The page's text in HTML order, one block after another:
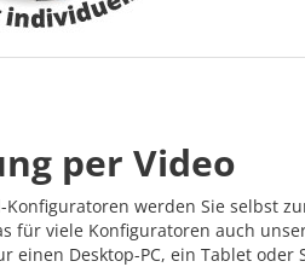
per Video
werden Sie selbst
für viele Konfiguratoren auch
einen Desktop-PC, ein Tablet